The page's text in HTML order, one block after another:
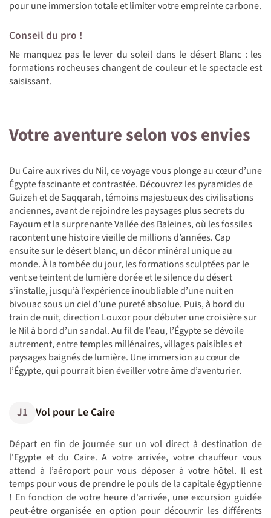
pour une immersion totale et limiter votre empreinte carbone.
Conseil du pro !
Ne manquez pas le lever du soleil dans le désert Blanc : les
formations rocheuses changent de couleur et le spectacle est
saisissant.
Votre aventure selon vos envies
Du Caire aux rives du Nil, ce voyage vous plonge au cœur d’une
Égypte fascinante et contrastée. Découvrez les pyramides de
Guizeh et de Saqqarah, témoins majestueux des civilisations
anciennes, avant de rejoindre les paysages plus secrets du
Fayoum et la surprenante Vallée des Baleines, où les fossiles
racontent une histoire vieille de millions d’années. Cap
ensuite sur le désert blanc, un décor minéral unique au
monde. À la tombée du jour, les formations sculptées par le
vent se teintent de lumière dorée et le silence du désert
s’installe, jusqu’à l’expérience inoubliable d’une nuit en
bivouac sous un ciel d’une pureté absolue. Puis, à bord du
train de nuit, direction Louxor pour débuter une croisière sur
le Nil à bord d’un sandal. Au fil de l’eau, l’Égypte se dévoile
autrement, entre temples millénaires, villages paisibles et
paysages baignés de lumière. Une immersion au cœur de
l’Égypte, qui pourrait bien éveiller votre âme d’aventurier.
J1 Vol pour Le Caire
Départ en fin de journée sur un vol direct à destination de
l'Egypte et du Caire. A votre arrivée, votre chauffeur vous
attend à l’aéroport pour vous déposer à votre hôtel. Il est
temps pour vous de prendre le pouls de la capitale égyptienne
! En fonction de votre heure d'arrivée, une excursion guidée
peut-être organisée en option pour découvrir les différents